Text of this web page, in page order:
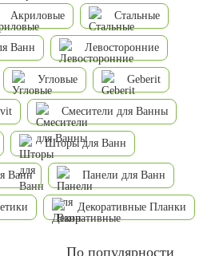
Акриловые Стальные
Ванн Левосторонние
Угловые Geberit
Смесители для Ванны
Шторы для Ванн
Ванн Панели для Ванн
Декоративные Планки
По популярности